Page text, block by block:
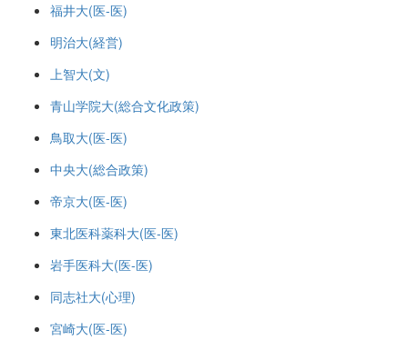
福井大(医-医)
明治大(経営)
上智大(文)
青山学院大(総合文化政策)
鳥取大(医-医)
中央大(総合政策)
帝京大(医-医)
東北医科薬科大(医-医)
岩手医科大(医-医)
同志社大(心理)
宮崎大(医-医)